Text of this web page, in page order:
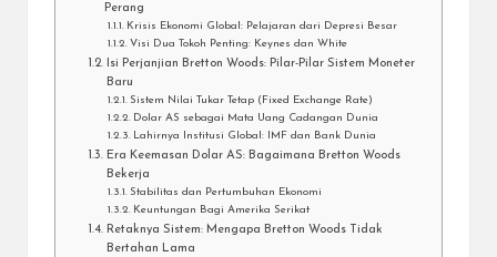
Perang
Krisis Ekonomi Global: Pelajaran dari Depresi Besar
Visi Dua Tokoh Penting: Keynes dan White
Isi Perjanjian Bretton Woods: Pilar-Pilar Sistem Moneter
Baru
Sistem Nilai Tukar Tetap (Fixed Exchange Rate)
Dolar AS sebagai Mata Uang Cadangan Dunia
Lahirnya Institusi Global: IMF dan Bank Dunia
Era Keemasan Dolar AS: Bagaimana Bretton Woods
Bekerja
Stabilitas dan Pertumbuhan Ekonomi
Keuntungan Bagi Amerika Serikat
Retaknya Sistem: Mengapa Bretton Woods Tidak
Bertahan Lama